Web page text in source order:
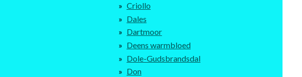
Criollo
Dales
Dartmoor
Deens warmbloed
Dole-Gudsbrandsdal
Don